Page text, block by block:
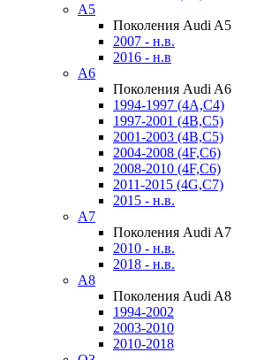
A5
Поколения Audi A5
2007 - н.в.
2016 - н.в
A6
Поколения Audi A6
1994-1997 (4A,C4)
1997-2001 (4B,C5)
2001-2003 (4B,C5)
2004-2008 (4F,C6)
2008-2010 (4F,C6)
2011-2015 (4G,C7)
2015 - н.в.
A7
Поколения Audi A7
2010 - н.в.
2018 - н.в.
A8
Поколения Audi A8
1994-2002
2003-2010
2010-2018